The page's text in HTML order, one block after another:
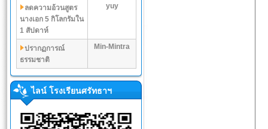
ลดความอ้วนสูตร
นางเอก 5 กิโลกรัมใน
1 สัปดาห์
yuy
ปรากฏการณ์
ธรรมชาติ
Min-Mintra
ไลน์ โรงเรียนศรัทธาฯ